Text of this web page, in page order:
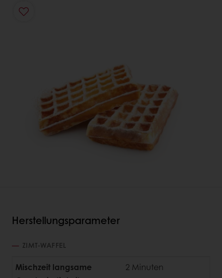
Herstellungsparameter
ZIMT-WAFFEL
Mischzeit langsame
2 Minuten